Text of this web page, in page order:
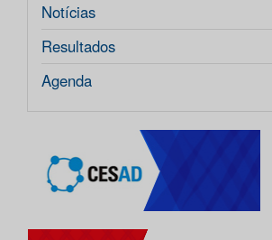
Notícias
Resultados
Agenda